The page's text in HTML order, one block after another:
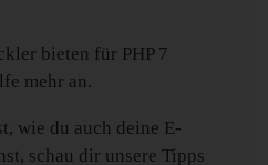
bieten für PHP 7
mehr an.
wie du auch deine E-
schau dir unsere Tipps